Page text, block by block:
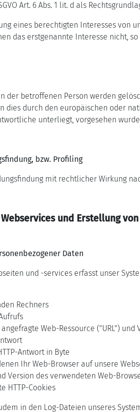
Art. 6 Abs. 1 lit. d als
eines berechtigten Interesses von
das erstgenannte Interesse nicht,
der betroffenen Person werden
dies durch den europäischen oder
unterliegt, vorgesehen
bzw. Profiling
mit rechtlicher Wirkung
und Erstellung
Daten
und -services erfasst unser
Rechners
Web-Ressource ("URL")
Antwort in Byte
Ihr Web-Browser auf unsere
Version des verwendeten Web-
HTTP-Cookies
in den Log-Dateien unseres